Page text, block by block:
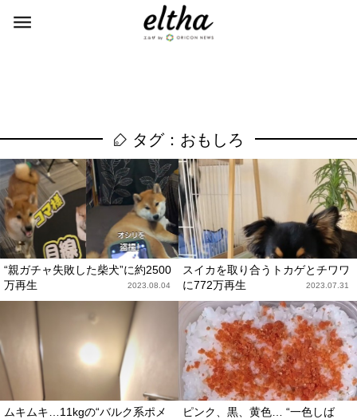
タグ：おもしろ
“親ガチャ失敗した柴犬”に約2500
万再生
2023.08.04
スイカを取り合うトカゲとチワワ
に772万再生
2023.07.31
ムキムキ…11kgの“バルク系ポメ
ピンク、黒、黄色… “一色しば